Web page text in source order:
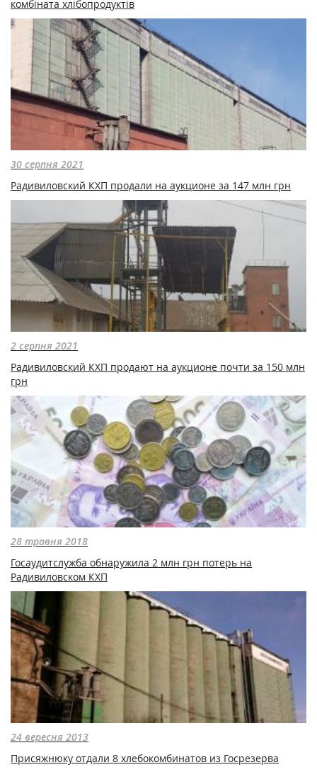
комбіната хлібопродуктів
30 серпня 2021
Радивиловский КХП продали на аукционе за 147 млн грн
2 серпня 2021
Радивиловский КХП продают на аукционе почти за 150 млн
грн
28 травня 2018
Госаудитслужба обнаружила 2 млн грн потерь на
Радивиловском КХП
24 вересня 2013
Присяжнюку отдали 8 хлебокомбинатов из Госрезерва